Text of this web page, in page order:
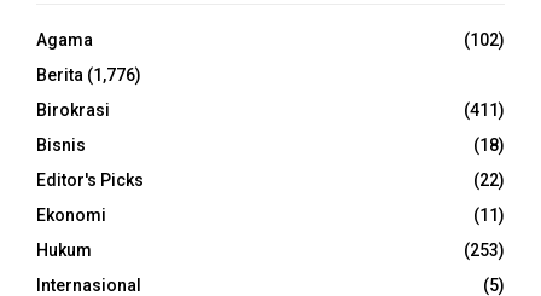
Agama
(102)
Berita (1,776)
Birokrasi
(411)
Bisnis
(18)
Editor's Picks
(22)
Ekonomi
(11)
Hukum
(253)
Internasional
(5)